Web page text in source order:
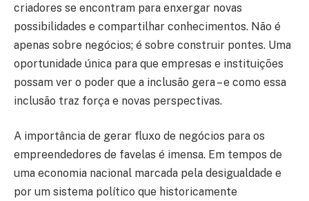
criadores se encontram para enxergar novas
possibilidades e compartilhar conhecimentos. Não é
apenas sobre negócios; é sobre construir pontes. Uma
oportunidade única para que empresas e instituições
possam ver o poder que a inclusão gera – e como essa
inclusão traz força e novas perspectivas.
A importância de gerar fluxo de negócios para os
empreendedores de favelas é imensa. Em tempos de
uma economia nacional marcada pela desigualdade e
por um sistema político que historicamente